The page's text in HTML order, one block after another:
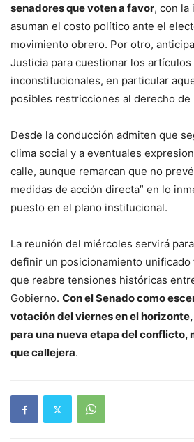
senadores que voten a favor, con la
asuman el costo político ante el
movimiento obrero. Por otro,
Justicia para cuestionar los
inconstitucionales, en particular
posibles restricciones al derecho de
Desde la conducción admiten que
clima social y a eventuales
calle, aunque remarcan que no
medidas de acción directa” en lo
puesto en el plano institucional.
La reunión del miércoles servirá
definir un posicionamiento unificado
que reabre tensiones históricas
Gobierno. Con el Senado como
votación del viernes en el horizonte,
para una nueva etapa del conflicto,
que callejera.